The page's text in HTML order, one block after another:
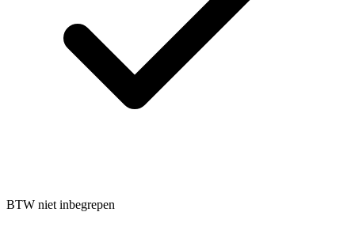
BTW niet inbegrepen